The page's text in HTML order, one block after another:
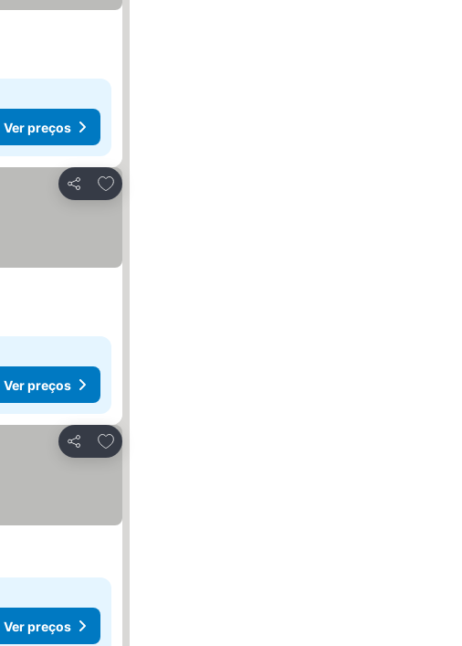
Ver preços
Partilhar
Adicionar aos favoritos
Ver preços
Partilhar
Adicionar aos favoritos
Ver preços